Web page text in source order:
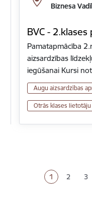
Biznesa
BVC -
Pamatapmācība
aizsardzības
iegūšanai Kursi
Augu aizsardzības
Otrās klases
Pašreizējā lapa
1 Lapa
2 3